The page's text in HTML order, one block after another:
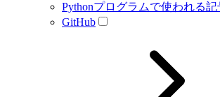
Pythonプログラムで使われる
GitHub